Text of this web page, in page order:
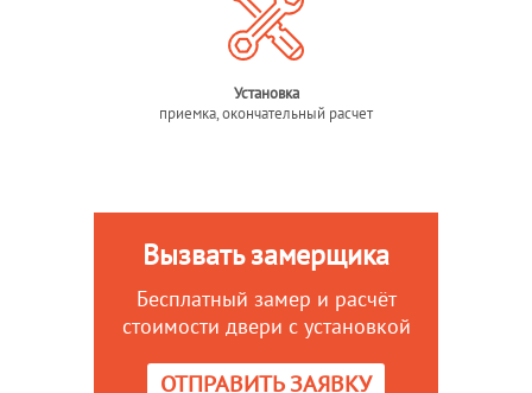
Установка
приемка, окончательный расчет
Вызвать замерщика
Бесплатный замер и расчёт
стоимости двери с установкой
ОТПРАВИТЬ ЗАЯВКУ